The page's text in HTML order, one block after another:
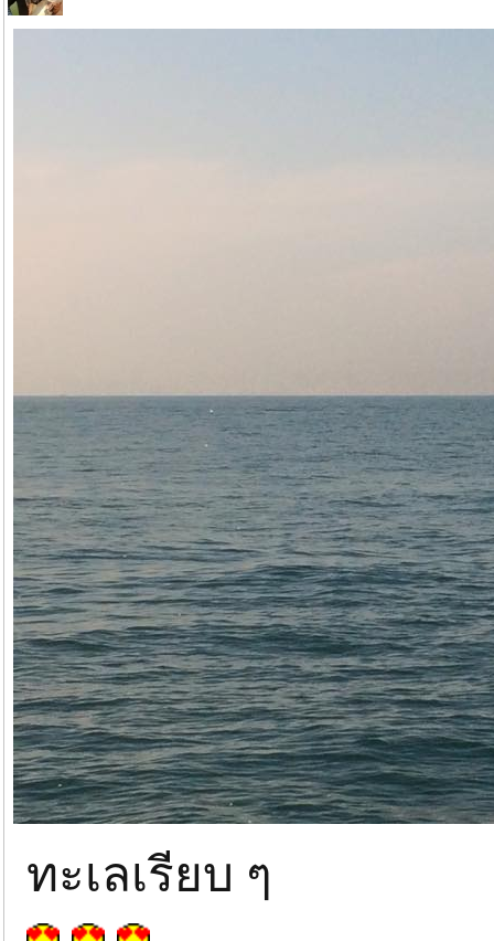
ทะเลเรียบ ๆ